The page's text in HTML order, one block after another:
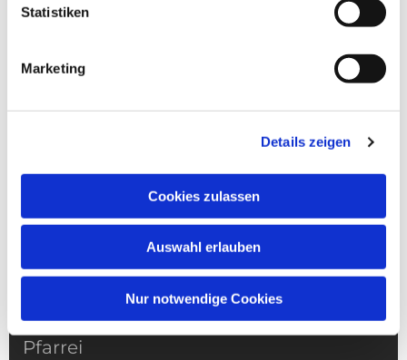
Statistiken
Marketing
Details zeigen
Cookies zulassen
Auswahl erlauben
Nur notwendige Cookies
NAVIGATION
Pfarrei